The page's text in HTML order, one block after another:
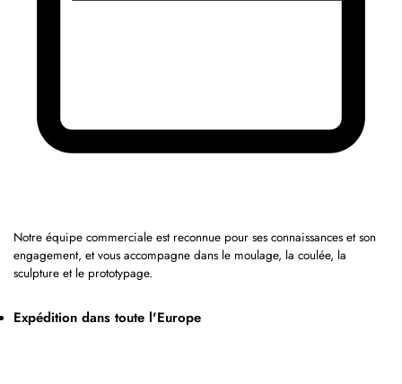
Notre équipe commerciale est reconnue pour ses connaissances et son
engagement, et vous accompagne dans le moulage, la coulée, la
sculpture et le prototypage.
Expédition dans toute l'Europe